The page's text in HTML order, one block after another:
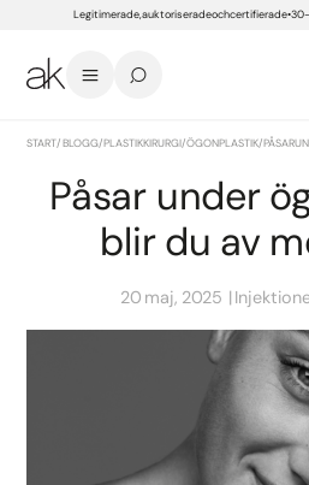
Legitimerade, auktoriserade och certifierade
START/BLOGG/PLASTIKKIRURGI/ÖGONPLASTIK/PÅSAR
Påsar under
blir du av
20 maj, 2025